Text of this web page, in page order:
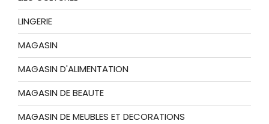
LINGERIE
MAGASIN
MAGASIN D'ALIMENTATION
MAGASIN DE BEAUTE
MAGASIN DE MEUBLES ET DECORATIONS